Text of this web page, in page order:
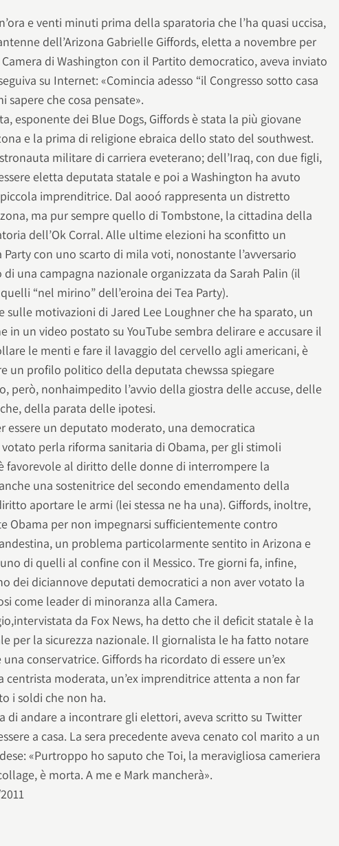
e venti minuti prima della sparatoria che l’ha quasi uccisa,
dell’Arizona Gabrielle Giffords, eletta a novembre per
di Washington con il Partito democratico, aveva inviato
su Internet: «Comincia adesso “il Congresso sotto casa
sapere che cosa pensate».
esponente dei Blue Dogs, Giffords è stata la più giovane
e la prima di religione ebraica dello stato del southwest.
militare di carriera eveterano; dell’Iraq, con due figli,
eletta deputata statale e poi a Washington ha avuto
piccola imprenditrice. Dal aooó rappresenta un distretto
ma pur sempre quello di Tombstone, la cittadina della
dell’Ok Corral. Alle ultime elezioni ha sconfitto un
Party con uno scarto di mila voti, nonostante l’avversario
di una campagna nazionale organizzata da Sarah Palin (il
“nel mirino” dell’eroina dei Tea Party).
sulle motivazioni di Jared Lee Loughner che ha sparato, un
in un video postato su YouTube sembra delirare e accusare il
le menti e fare il lavaggio del cervello agli americani, è
un profilo politico della deputata chewssa spiegare
però, nonhaimpedito l’avvio della giostra delle accuse, delle
della parata delle ipotesi.
essere un deputato moderato, una democratica
perla riforma sanitaria di Obama, per gli stimoli
favorevole al diritto delle donne di interrompere la
una sostenitrice del secondo emendamento della
aportare le armi (lei stessa ne ha una). Giffords, inoltre,
Obama per non impegnarsi sufficientemente contro
un problema particolarmente sentito in Arizona e
di quelli al confine con il Messico. Tre giorni fa, infine,
dei diciannove deputati democratici a non aver votato la
come leader di minoranza alla Camera.
da Fox News, ha detto che il deficit statale è la
per la sicurezza nazionale. Il giornalista le ha fatto notare
conservatrice. Giffords ha ricordato di essere un’ex
centrista moderata, un’ex imprenditrice attenta a non far
i soldi che non ha.
di andare a incontrare gli elettori, aveva scritto su Twitter
a casa. La sera precedente aveva cenato col marito a un
«Purtroppo ho saputo che Toi, la meravigliosa cameriera
è morta. A me e Mark mancherà».